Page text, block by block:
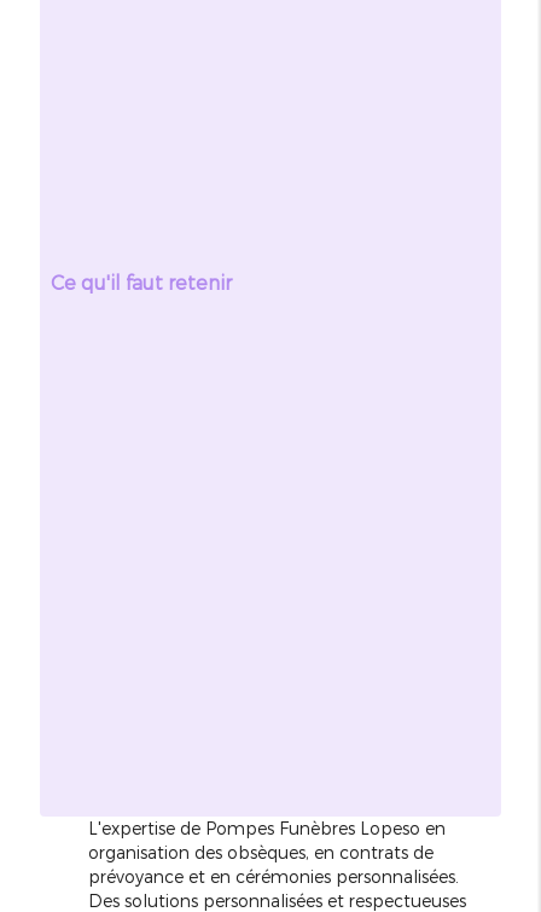
Ce qu'il faut retenir
L'expertise de Pompes Funèbres Lopeso en
organisation des obsèques, en contrats de
prévoyance et en cérémonies personnalisées.
Des solutions personnalisées et respectueuses